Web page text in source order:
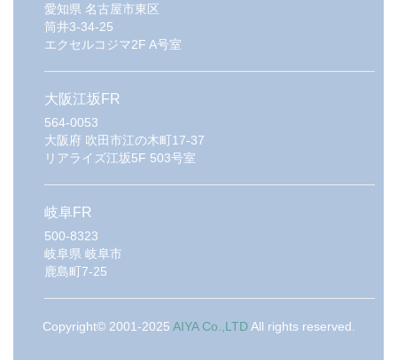
愛知県 名古屋市東区
筒井3-34-25
エクセルコジマ2F A号室
大阪江坂FR
564-0053
大阪府 吹田市江の木町17-37
リアライズ江坂5F 503号室
岐阜FR
500-8323
岐阜県 岐阜市
鹿島町7-25
Copyright© 2001-2025 AIYA Co.,LTDAll rights reserved.